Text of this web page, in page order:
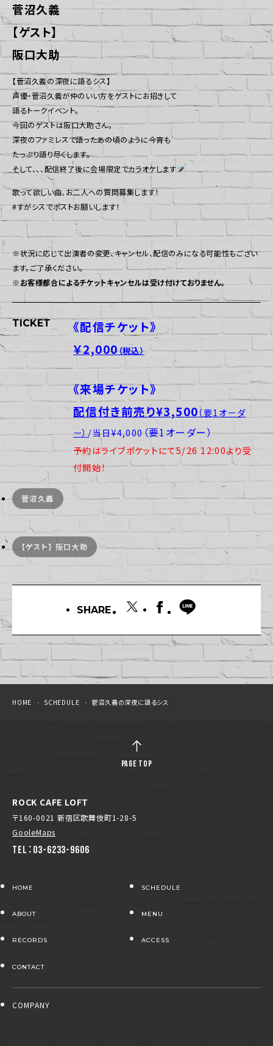
菅沼久義
【ゲスト】
阪口大助
【菅沼久義の深夜に語るシス】
声優・菅沼久義が仲のいい方をゲストにお招きして
語るトークイベント。
今回のゲストは阪口大助さん。
深夜のファミレスで語ったあの頃のように今宵も
たっぷり語り尽くします。
そして、、、配信終了後に会場限定でカラオケします
歌って欲しい曲、お二人への質問募集します！
#すがシスでポストお願いします！
※状況に応じて出演者の変更、キャンセル、配信のみになる可能性もござい
ます。ご了承ください。
※お客様都合によるチケットキャンセルは受け付けておりません。
TICKET
《配信チケット》
￥2,000（税込）
《来場チケット》
配信付き前売り¥3,500 （要1オーダ
ー） /当日¥4,000 （要1オーダー）
予約はライブポケットにて5/26 12:00より受
付開始！
菅沼久義
【ゲスト】 阪口大助
SHARE
HOME SCHEDULE 菅沼久義の深夜に語るシス
ROCK CAFE LOFT
〒160-0021 新宿区歌舞伎町1-28-5
GooleMaps
TEL：03-6233-9606
HOME SCHEDULE
ABOUT MENU
RECORDS ACCESS
CONTACT
COMPANY
PAGE TOP